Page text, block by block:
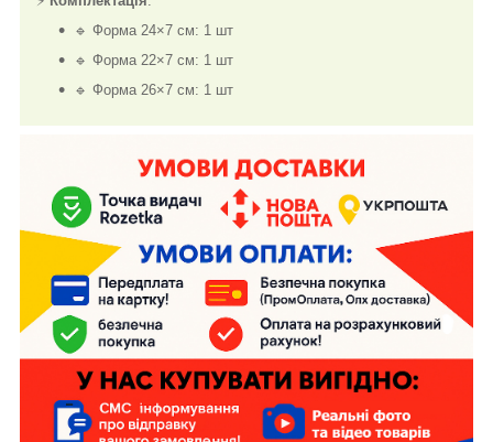
🔹 Форма 24×7 см: 1 шт
🔹 Форма 22×7 см: 1 шт
🔹 Форма 26×7 см: 1 шт